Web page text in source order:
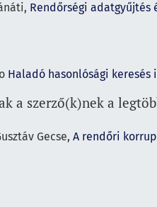
Rendőrségi
Haladó hasonlósági keresés
a szerző(k)nek a
Gecse, A rendőri